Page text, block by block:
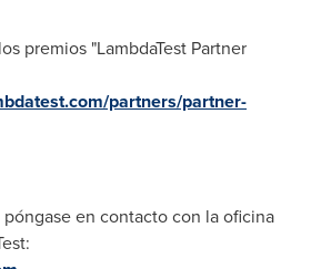
premios "LambdaTest Partner
partners/partner-
póngase en contacto con la oficina